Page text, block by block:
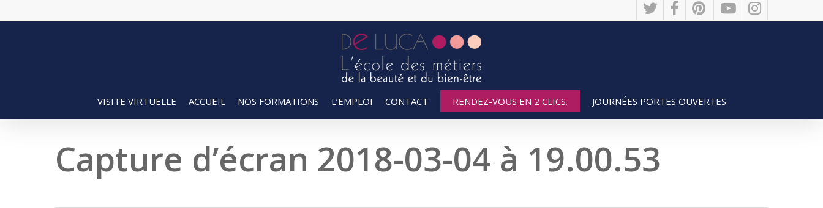
to
twitter facebookpinterestyoutubeinstagram
VISITE VIRTUELLE ACCUEIL NOS FORMATIONS L’EMPLOI CONTACT RENDEZ-VOUS EN 2 CLICS. JOURNÉES PORTES OUVERTES
Capture d’écran 2018-03-04 à 19.00.53